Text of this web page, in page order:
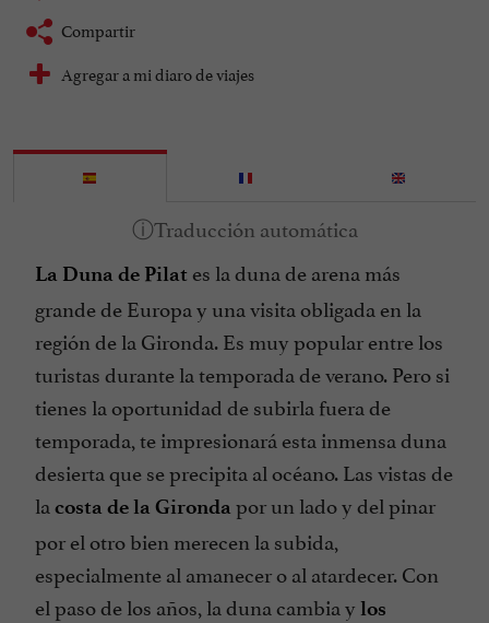
Compartir
Agregar a mi diaro de viajes
La Duna de Pilat es la duna de arena más
grande de Europa y una visita obligada en la
región de la Gironda. Es muy popular entre los
turistas durante la temporada de verano. Pero si
tienes la oportunidad de subirla fuera de
temporada, te impresionará esta inmensa duna
desierta que se precipita al océano. Las vistas de
la costa de la Gironda por un lado y del pinar
por el otro bien merecen la subida,
especialmente al amanecer o al atardecer. Con
el paso de los años, la duna cambia y los